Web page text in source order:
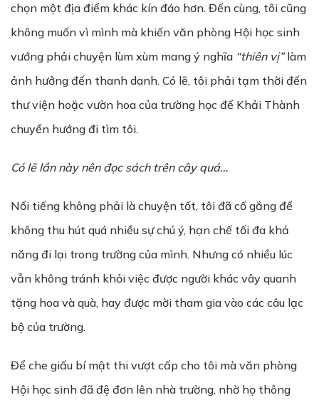
chọn một địa điểm khác kín đáo hơn. Đến cùng, tôi cũng
không muốn vì mình mà khiến văn phòng Hội học sinh
vướng phải chuyện lùm xùm mang ý nghĩa “thiên vị”làm
ảnh hưởng đến thanh danh. Có lẽ, tôi phải tạm thời đến
thư viện hoặc vườn hoa của trường học để Khải Thành
chuyển hướng đi tìm tôi.
Có lẽ lần này nên đọc sách trên cây quá…
Nổi tiếng không phải là chuyện tốt, tôi đã cố gắng để
không thu hút quá nhiều sự chú ý, hạn chế tối đa khả
năng đi lại trong trường của mình. Nhưng có nhiều lúc
vẫn không tránh khỏi việc được người khác vây quanh
tặng hoa và quà, hay được mời tham gia vào các câu lạc
bộ của trường.
Để che giấu bí mật thi vượt cấp cho tôi mà văn phòng
Hội học sinh đã đệ đơn lên nhà trường, nhờ họ thông